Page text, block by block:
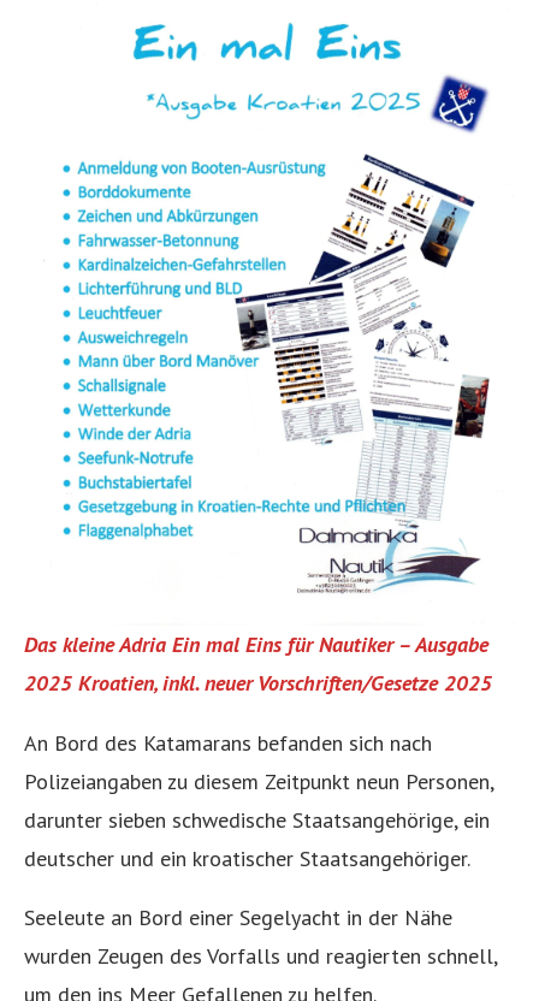
Das kleine Adria Ein mal Eins für Nautiker – Ausgabe
2025 Kroatien, inkl. neuer Vorschriften/Gesetze 2025
An Bord des Katamarans befanden sich nach
Polizeiangaben zu diesem Zeitpunkt neun Personen,
darunter sieben schwedische Staatsangehörige, ein
deutscher und ein kroatischer Staatsangehöriger.
Seeleute an Bord einer Segelyacht in der Nähe
wurden Zeugen des Vorfalls und reagierten schnell,
um den ins Meer Gefallenen zu helfen.